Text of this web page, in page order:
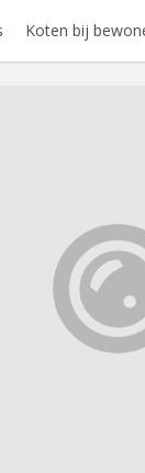
Koten bij